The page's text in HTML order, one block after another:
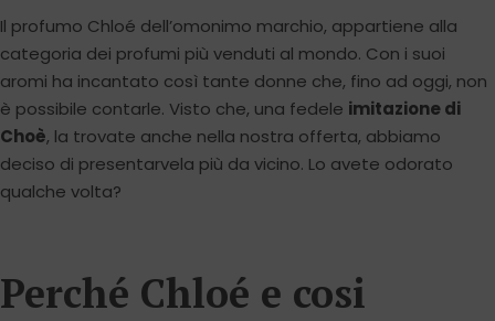
Il profumo Chloé dell’omonimo marchio, appartiene alla
categoria dei profumi più venduti al mondo. Con i suoi
aromi ha incantato così tante donne che, fino ad oggi, non
è possibile contarle. Visto che, una fedele imitazione di
Choè, la trovate anche nella nostra offerta, abbiamo
deciso di presentarvela più da vicino. Lo avete odorato
qualche volta?
Perché Chloé e cosi